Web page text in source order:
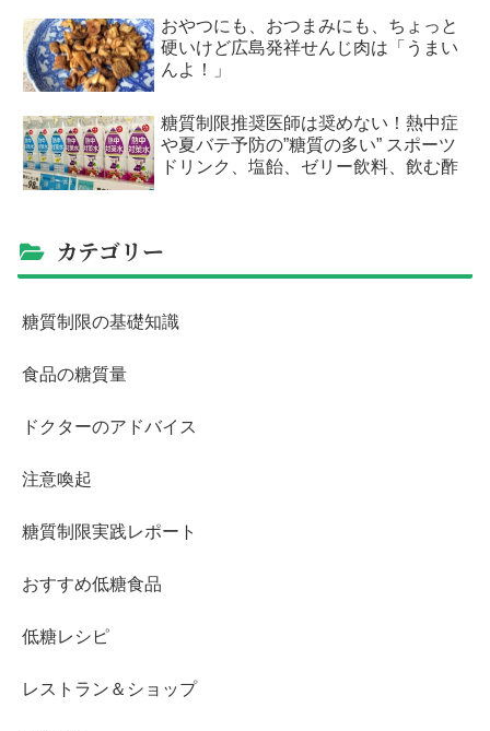
おやつにも、おつまみにも、ちょっと
硬いけど広島発祥せんじ肉は「うまい
んよ！」
糖質制限推奨医師は奨めない！熱中症
や夏バテ予防の”糖質の多い” スポーツ
ドリンク、塩飴、ゼリー飲料、飲む酢
カテゴリー
糖質制限の基礎知識
食品の糖質量
ドクターのアドバイス
注意喚起
糖質制限実践レポート
おすすめ低糖食品
低糖レシピ
レストラン＆ショップ